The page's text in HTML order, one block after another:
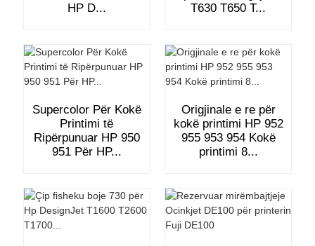
HP D...
T630 T650 T...
Supercolor Për Kokë
Printimi të
Ripërpunuar HP 950
951 Për HP...
Origjinale e re për
kokë printimi HP 952
955 953 954 Kokë
printimi 8...